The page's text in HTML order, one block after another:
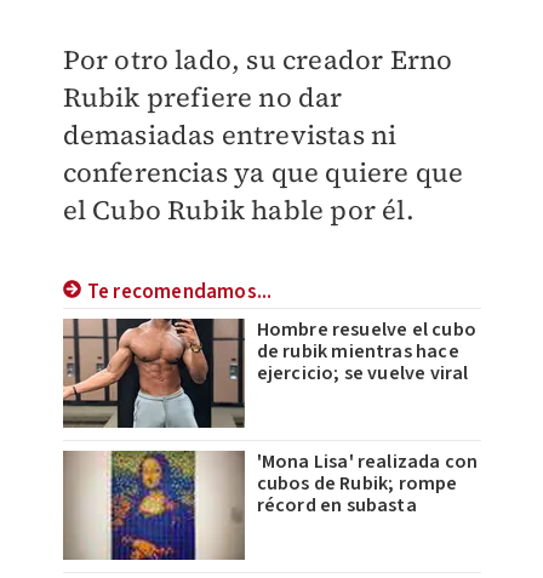
Por otro lado, su creador Erno
Rubik prefiere no dar
demasiadas entrevistas ni
conferencias ya que quiere que
el Cubo Rubik hable por él.
Te recomendamos...
Hombre resuelve el cubo
de rubik mientras hace
ejercicio; se vuelve viral
'Mona Lisa' realizada con
cubos de Rubik; rompe
récord en subasta